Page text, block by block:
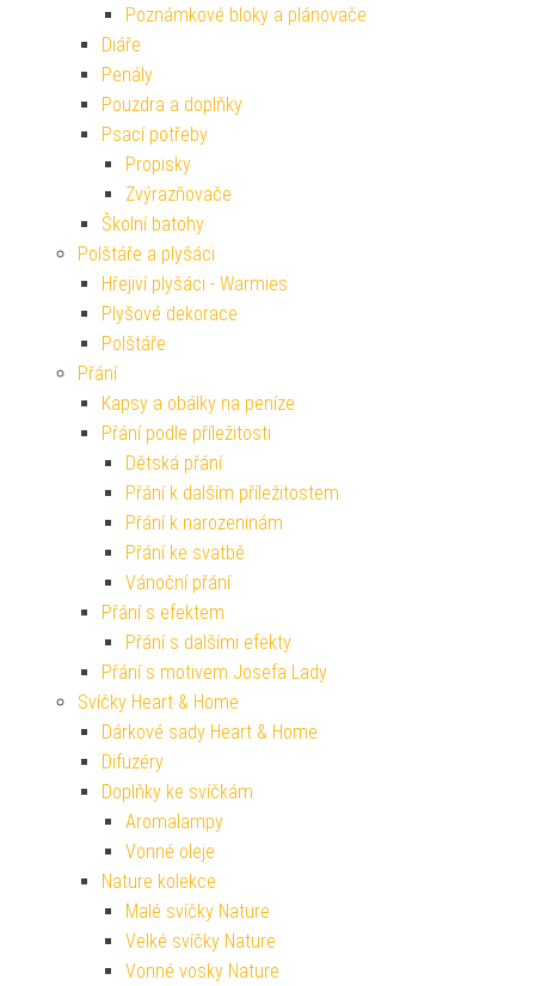
Poznámkové bloky a plánovače
Diáře
Penály
Pouzdra a doplňky
Psací potřeby
Propisky
Zvýrazňovače
Školní batohy
Polštáře a plyšáci
Hřejiví plyšáci - Warmies
Plyšové dekorace
Polštáře
Přání
Kapsy a obálky na peníze
Přání podle příležitosti
Dětská přání
Přání k dalším příležitostem
Přání k narozeninám
Přání ke svatbě
Vánoční přání
Přání s efektem
Přání s dalšími efekty
Přání s motivem Josefa Lady
Svíčky Heart & Home
Dárkové sady Heart & Home
Difuzéry
Doplňky ke svíčkám
Aromalampy
Vonné oleje
Nature kolekce
Malé svíčky Nature
Velké svíčky Nature
Vonné vosky Nature